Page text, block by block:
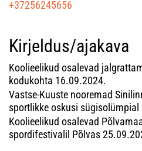
+37256245656
Kirjeldus/ajakava
Koolieelikud osalevad
kodukohta 16.09.2024.
Vastse-Kuuste nooremad
sportlikke oskusi
Koolieelikud osalevad
spordifestivalil Põlvas